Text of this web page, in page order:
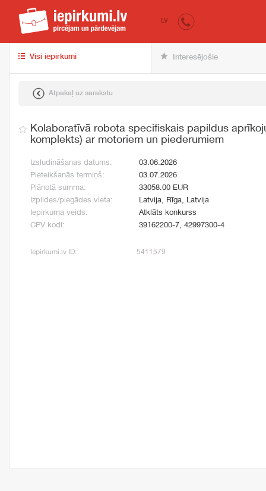
iepirkumi.lv
LV
Visi iepirkumi Interesējošie
Atpakaļ uz sarakstu
Kolaboratīvā robota specifiskais papildus
komplekts) ar motoriem un piederumiem
Izsludināšanas datums:
03.06.2026
Pieteikšanās termiņš:
03.07.2026
Plānotā summa:
33058.00 EUR
Izpildes/piegādes vieta:
Latvija, Rīga, Latvija
Iepirkuma veids:
Atklāts konkurss
CPV kodi:
39162200-7, 42997300-4
Iepirkumi.lv ID: 5411579